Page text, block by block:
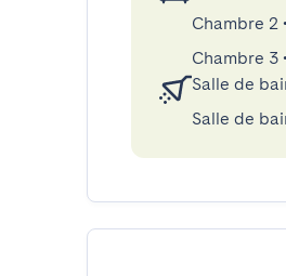
Chambre 2 •
Chambre 3 •
Salle de
Salle de